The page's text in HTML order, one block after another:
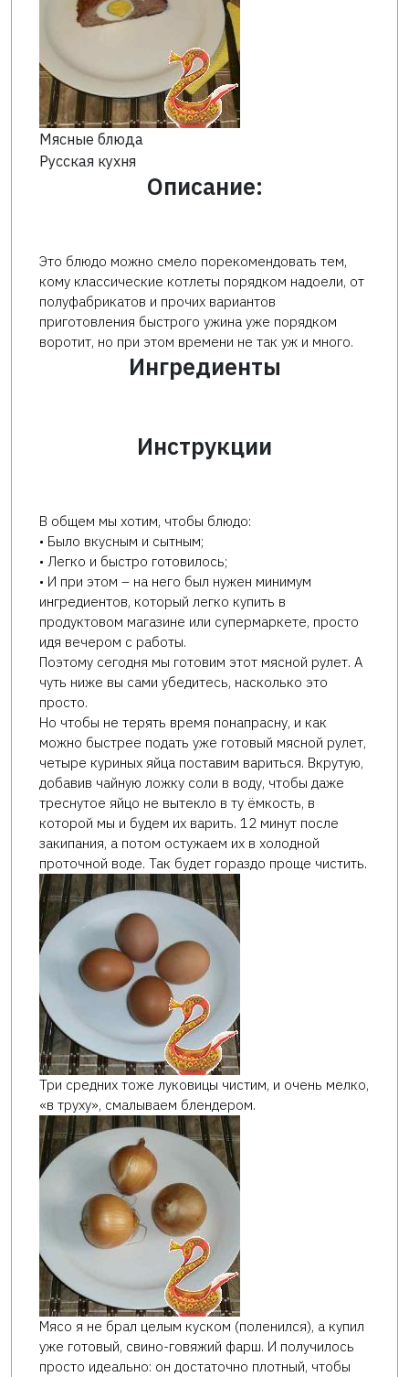
Мясные блюда
Русская кухня
Описание:
Это блюдо можно смело порекомендовать тем,
кому классические котлеты порядком надоели, от
полуфабрикатов и прочих вариантов
приготовления быстрого ужина уже порядком
воротит, но при этом времени не так уж и много.
Ингредиенты
Инструкции
В общем мы хотим, чтобы блюдо:
• Было вкусным и сытным;
• Легко и быстро готовилось;
• И при этом – на него был нужен минимум
ингредиентов, который легко купить в
продуктовом магазине или супермаркете, просто
идя вечером с работы.
Поэтому сегодня мы готовим этот мясной рулет. А
чуть ниже вы сами убедитесь, насколько это
просто.
Но чтобы не терять время понапрасну, и как
можно быстрее подать уже готовый мясной рулет,
четыре куриных яйца поставим вариться. Вкрутую,
добавив чайную ложку соли в воду, чтобы даже
треснутое яйцо не вытекло в ту ёмкость, в
которой мы и будем их варить. 12 минут после
закипания, а потом остужаем их в холодной
проточной воде. Так будет гораздо проще чистить.
Три средних тоже луковицы чистим, и очень мелко,
«в труху», смалываем блендером.
Мясо я не брал целым куском (поленился), а купил
уже готовый, свино-говяжий фарш. И получилось
просто идеально: он достаточно плотный, чтобы